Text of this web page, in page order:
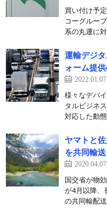
買い付け予
コーグルー
系の丸運に
運輸デジ
ォーム提
2022.01.07
様々なデバ
タルビジネ
対応した動
ヤマトと
を共同輸送
2020.04.07
国交省が物
が4月以降、
の共同輸配